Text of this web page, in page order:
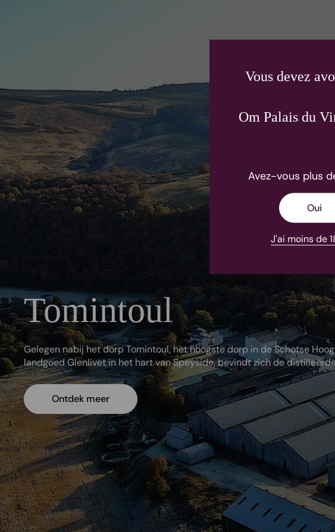
Vous devez
Om Palais du
Avez-vous plus
Oui
J'ai moins de
Tomintoul
Gelegen nabij het dorp Tomintoul, het hoogste dorp in de Schotse
landgoed Glenlivet in het hart van Speyside, bevindt zich de
Ontdek meer